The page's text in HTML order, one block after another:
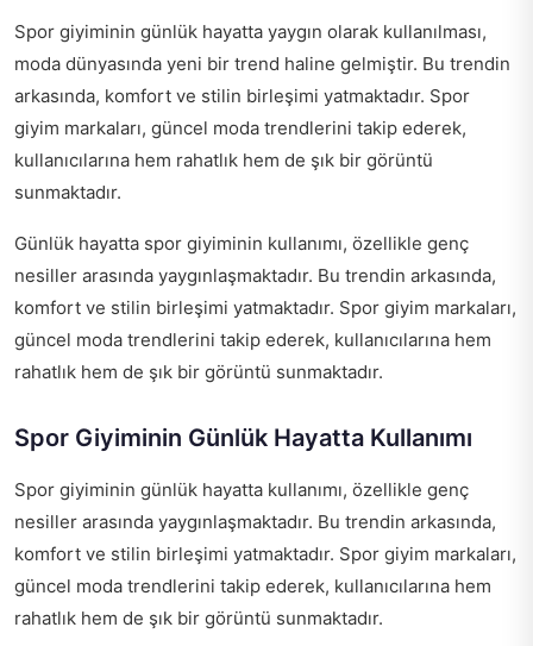
Spor giyiminin günlük hayatta yaygın olarak kullanılması,
moda dünyasında yeni bir trend haline gelmiştir. Bu trendin
arkasında, komfort ve stilin birleşimi yatmaktadır. Spor
giyim markaları, güncel moda trendlerini takip ederek,
kullanıcılarına hem rahatlık hem de şık bir görüntü
sunmaktadır.
Günlük hayatta spor giyiminin kullanımı, özellikle genç
nesiller arasında yaygınlaşmaktadır. Bu trendin arkasında,
komfort ve stilin birleşimi yatmaktadır. Spor giyim markaları,
güncel moda trendlerini takip ederek, kullanıcılarına hem
rahatlık hem de şık bir görüntü sunmaktadır.
Spor Giyiminin Günlük Hayatta Kullanımı
Spor giyiminin günlük hayatta kullanımı, özellikle genç
nesiller arasında yaygınlaşmaktadır. Bu trendin arkasında,
komfort ve stilin birleşimi yatmaktadır. Spor giyim markaları,
güncel moda trendlerini takip ederek, kullanıcılarına hem
rahatlık hem de şık bir görüntü sunmaktadır.